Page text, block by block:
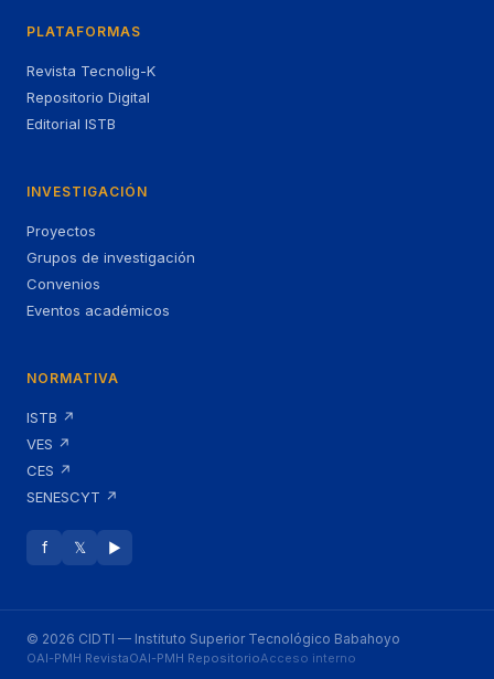
PLATAFORMAS
Revista Tecnolig-K
Repositorio Digital
Editorial ISTB
INVESTIGACIÓN
Proyectos
Grupos de investigación
Convenios
Eventos académicos
NORMATIVA
ISTB ↗
VES ↗
CES ↗
SENESCYT ↗
f 𝕏 ▶
© 2026 CIDTI — Instituto Superior Tecnológico Babahoyo
OAI-PMH RevistaOAI-PMH RepositorioAcceso interno